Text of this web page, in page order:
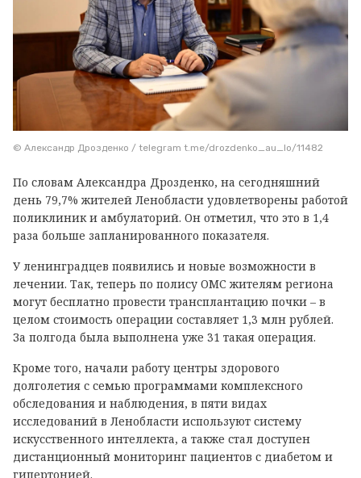
© Александр Дрозденко / telegram t.me/drozdenko_au_lo/11482
По словам Александра Дрозденко, на сегодняшний
день 79,7% жителей Ленобласти удовлетворены работой
поликлиник и амбулаторий. Он отметил, что это в 1,4
раза больше запланированного показателя.
У ленинградцев появились и новые возможности в
лечении. Так, теперь по полису ОМС жителям региона
могут бесплатно провести трансплантацию почки – в
целом стоимость операции составляет 1,3 млн рублей.
За полгода была выполнена уже 31 такая операция.
Кроме того, начали работу центры здорового
долголетия с семью программами комплексного
обследования и наблюдения, в пяти видах
исследований в Ленобласти используют систему
искусственного интеллекта, а также стал доступен
дистанционный мониторинг пациентов с диабетом и
гипертонией.